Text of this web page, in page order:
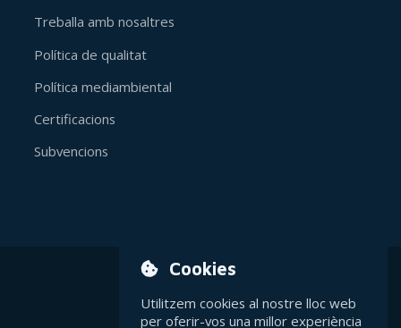
Treballa amb nosaltres
Política de qualitat
Política mediambiental
Certificacions
Subvencions
Avís legal
Cookies
Utilitzem cookies al nostre lloc web
per oferir-vos una millor experiència